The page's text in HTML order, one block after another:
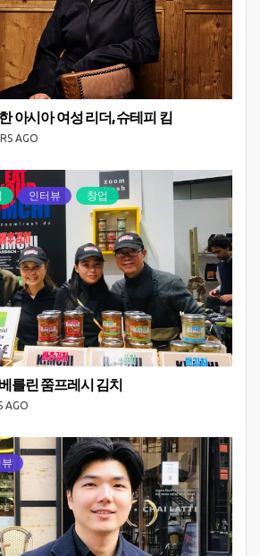
아시아 여성 리더, 슈테피 킴
AGO
인터뷰 창업
를린 쭘프레시 김치
AGO